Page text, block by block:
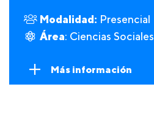
Modalidad: Presencial
Área: Ciencias Sociales
Más información